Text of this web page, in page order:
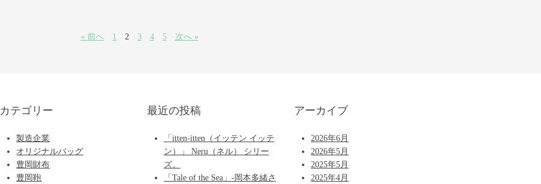
« 前へ 1 2 3 4 5 次へ »
カテゴリー
製造企業
オリジナルバッグ
豊岡財布
豊岡鞄
最近の投稿
「itten-itten（イッテン イッテ
ン）」 Neru（ネル） シリー
ズ。
「Tale of the Sea」-岡本多緒さ
アーカイブ
2026年6月
2026年5月
2025年5月
2025年4月